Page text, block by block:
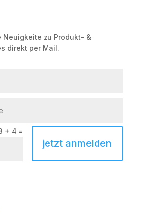
Neuigkeite zu Produkt- &
direkt per Mail.
+ 4 =
jetzt anmelden